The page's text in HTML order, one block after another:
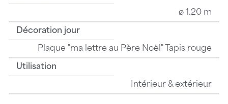
ø 1.20 m
Décoration jour
Plaque "ma lettre au Père Noël" Tapis rouge
Utilisation
Intérieur & extérieur